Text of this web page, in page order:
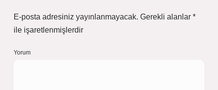
E-posta adresiniz yayınlanmayacak. Gerekli alanlar *
ile işaretlenmişlerdir
Yorum